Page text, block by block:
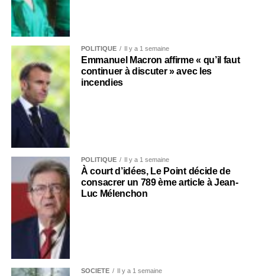
POLITIQUE Il y a 1 semaine
Emmanuel Macron affirme « qu’il faut
continuer à discuter » avec les
incendies
POLITIQUE Il y a 1 semaine
À court d’idées, Le Point décide de
consacrer un 789 ème article à Jean-
Luc Mélenchon
SOCIÉTÉ Il y a 1 semaine